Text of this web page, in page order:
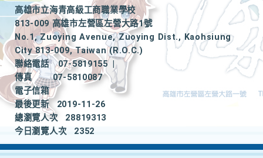
高雄市立海青高級工商職業學校
813-009 高雄市左營區左營大路1號
No.1, Zuoying Avenue, Zuoying Dist., Kaohsiung
City 813-009, Taiwan (R.O.C.)
聯絡電話
07-5819155
|
傳真
07-5810087
電子信箱
最後更新
2019-11-26
總瀏覽人次
28819313
今日瀏覽人次
2352